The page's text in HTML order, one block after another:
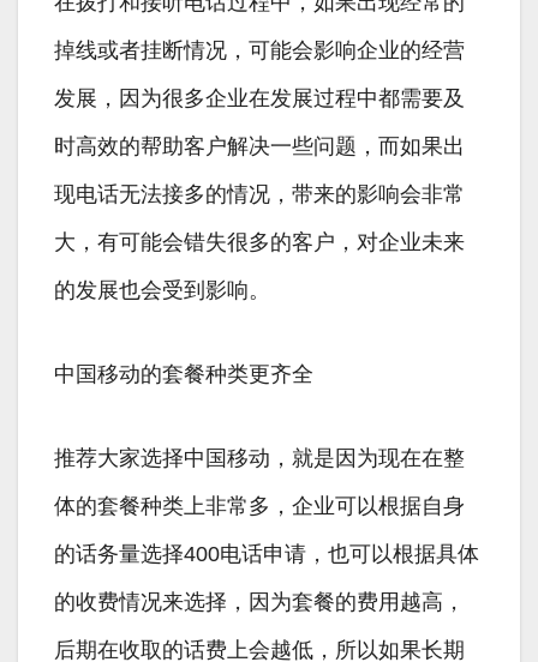
掉线或者挂断情况，可能会影响企业的经营
发展，因为很多企业在发展过程中都需要及
时高效的帮助客户解决一些问题，而如果出
现电话无法接多的情况，带来的影响会非常
大，有可能会错失很多的客户，对企业未来
的发展也会受到影响。
中国移动的套餐种类更齐全
推荐大家选择中国移动，就是因为现在在整
体的套餐种类上非常多，企业可以根据自身
的话务量选择400电话申请，也可以根据具体
的收费情况来选择，因为套餐的费用越高，
后期在收取的话费上会越低，所以如果长期